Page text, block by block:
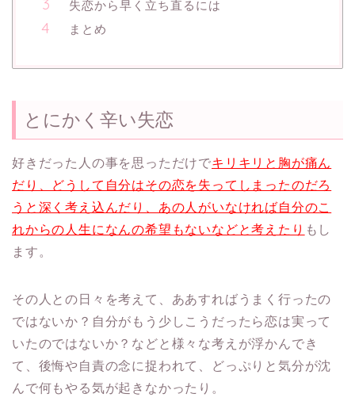
失恋から早く立ち直るには
まとめ
とにかく辛い失恋
好きだった人の事を思っただけでキリキリと胸が痛ん
だり、どうして自分はその恋を失ってしまったのだろ
うと深く考え込んだり、あの人がいなければ自分のこ
れからの人生になんの希望もないなどと考えたり もし
ます。
その人との日々を考えて、ああすればうまく行ったの
ではないか？自分がもう少しこうだったら恋は実って
いたのではないか？などと様々な考えが浮かんでき
て、後悔や自責の念に捉われて、どっぷりと気分が沈
んで何もやる気が起きなかったり。